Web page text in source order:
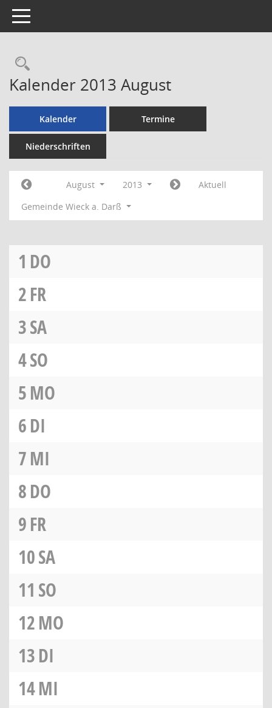
Toggle navigation
Rechercheauswahl
Kalender 2013 August
Kalender Termine
Niederschriften
August 2013
Aktuell
Gemeinde Wieck a. Darß
1 DO
2FR
3SA
4SO
5MO
6DI
7MI
8DO
9FR
10SA
11 SO
12MO
13DI
14MI